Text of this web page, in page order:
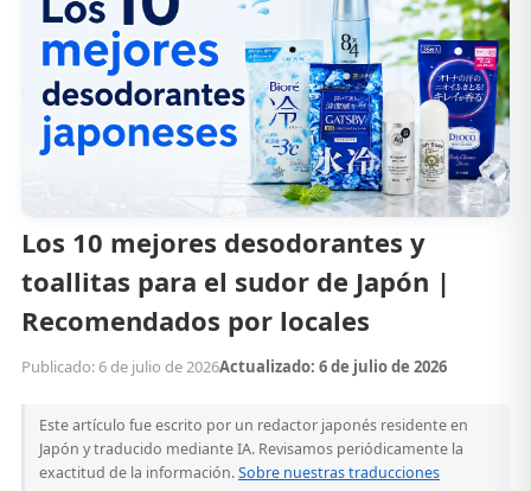
Los 10 mejores desodorantes y
toallitas para el sudor de Japón |
Recomendados por locales
Publicado: 6 de julio de 2026Actualizado: 6 de julio de 2026
Este artículo fue escrito por un redactor japonés residente en
Japón y traducido mediante IA. Revisamos periódicamente la
exactitud de la información.Sobre nuestras traducciones